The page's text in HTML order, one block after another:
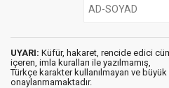
UYARI: Küfür, hakaret, rencide edici
içeren, imla kuralları ile yazılmamış,
Türkçe karakter kullanılmayan ve
onaylanmamaktadır.